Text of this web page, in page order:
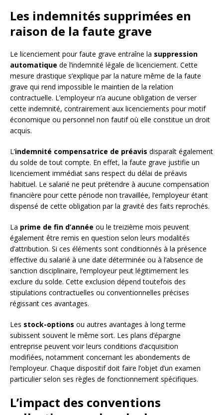
Les indemnités supprimées en
raison de la faute grave
Le licenciement pour faute grave entraîne la suppression
automatique de l’indemnité légale de licenciement. Cette
mesure drastique s’explique par la nature même de la faute
grave qui rend impossible le maintien de la relation
contractuelle. L’employeur n’a aucune obligation de verser
cette indemnité, contrairement aux licenciements pour motif
économique ou personnel non fautif où elle constitue un droit
acquis.
L’indemnité compensatrice de préavis disparaît également
du solde de tout compte. En effet, la faute grave justifie un
licenciement immédiat sans respect du délai de préavis
habituel. Le salarié ne peut prétendre à aucune compensation
financière pour cette période non travaillée, l’employeur étant
dispensé de cette obligation par la gravité des faits reprochés.
La prime de fin d’année ou le treizième mois peuvent
également être remis en question selon leurs modalités
d’attribution. Si ces éléments sont conditionnés à la présence
effective du salarié à une date déterminée ou à l’absence de
sanction disciplinaire, l’employeur peut légitimement les
exclure du solde. Cette exclusion dépend toutefois des
stipulations contractuelles ou conventionnelles précises
régissant ces avantages.
Les stock-options ou autres avantages à long terme
subissent souvent le même sort. Les plans d’épargne
entreprise peuvent voir leurs conditions d’acquisition
modifiées, notamment concernant les abondements de
l’employeur. Chaque dispositif doit faire l’objet d’un examen
particulier selon ses règles de fonctionnement spécifiques.
L’impact des conventions